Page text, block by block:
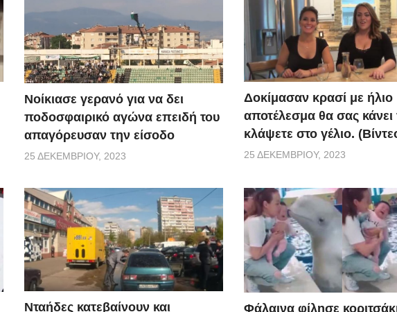
Νοίκιασε γερανό για να δει
ποδοσφαιρικό αγώνα επειδή του
απαγόρευσαν την είσοδο
25 ΔΕΚΕΜΒΡΊΟΥ, 2023
Δοκίμασαν κρασί με ήλιο
αποτέλεσμα θα σας κάνει
κλάψετε στο γέλιο.
25 ΔΕΚΕΜΒΡΊΟΥ, 2023
Νταήδες κατεβαίνουν και
Φάλαινα φίλησε